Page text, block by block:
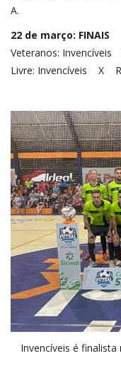
A.
22 de março: FINAIS
Veteranos:
Livre: Invencíveis X
Invencíveis é